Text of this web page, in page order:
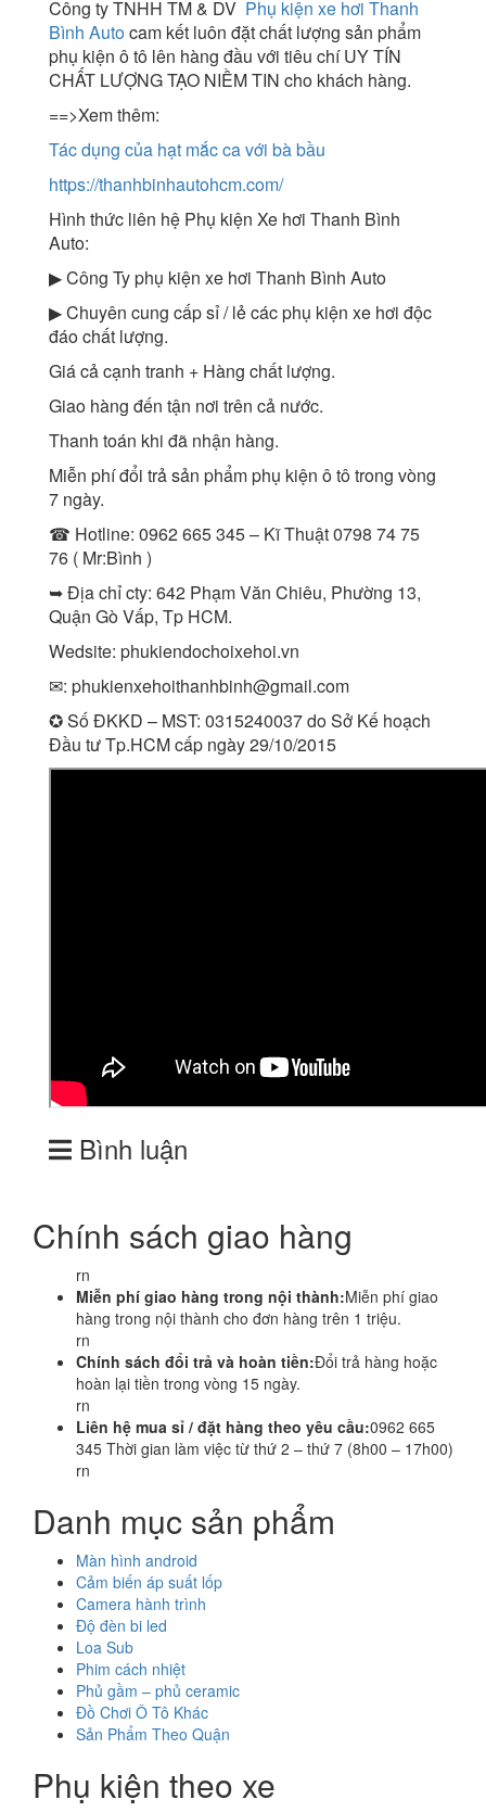
Công ty TNHH TM & DV Phụ kiện xe hơi Thanh
Bình Autocam kết luôn đặt chất lượng sản phẩm
phụ kiện ô tô lên hàng đầu với tiêu chí UY TÍN
CHẤT LƯỢNG TẠO NIỀM TIN cho khách hàng.
==>Xem thêm:
Tác dụng của hạt mắc ca với bà bầu
https://thanhbinhautohcm.com/
Hình thức liên hệ Phụ kiện Xe hơi Thanh Bình
Auto:
▶ Công Ty phụ kiện xe hơi Thanh Bình Auto
▶ Chuyên cung cấp sỉ / lẻ các phụ kiện xe hơi độc
đáo chất lượng.
Giá cả cạnh tranh + Hàng chất lượng.
Giao hàng đến tận nơi trên cả nước.
Thanh toán khi đã nhận hàng.
Miễn phí đổi trả sản phẩm phụ kiện ô tô trong vòng
7 ngày.
☎ Hotline: 0962 665 345 – Kĩ Thuật 0798 74 75
76 ( Mr:Bình )
➥ Địa chỉ cty: 642 Phạm Văn Chiêu, Phường 13,
Quận Gò Vấp, Tp HCM.
Wedsite: phukiendochoixehoi.vn
✉: phukienxehoithanhbinh@gmail.com
✪ Số ĐKKD – MST: 0315240037 do Sở Kế hoạch
Đầu tư Tp.HCM cấp ngày 29/10/2015
Bình luận
Chính sách giao hàng
rn
Miễn phí giao hàng trong nội thành:Miễn phí giao
hàng trong nội thành cho đơn hàng trên 1 triệu.
rn
Chính sách đổi trả và hoàn tiền:Đổi trả hàng hoặc
hoàn lại tiền trong vòng 15 ngày.
rn
Liên hệ mua sỉ / đặt hàng theo yêu cầu:0962 665
345 Thời gian làm việc từ thứ 2 – thứ 7 (8h00 – 17h00)
rn
Danh mục sản phẩm
Màn hình android
Cảm biến áp suất lốp
Camera hành trình
Độ đèn bi led
Loa Sub
Phim cách nhiệt
Phủ gầm – phủ ceramic
Đồ Chơi Ô Tô Khác
Sản Phẩm Theo Quận
Phụ kiện theo xe